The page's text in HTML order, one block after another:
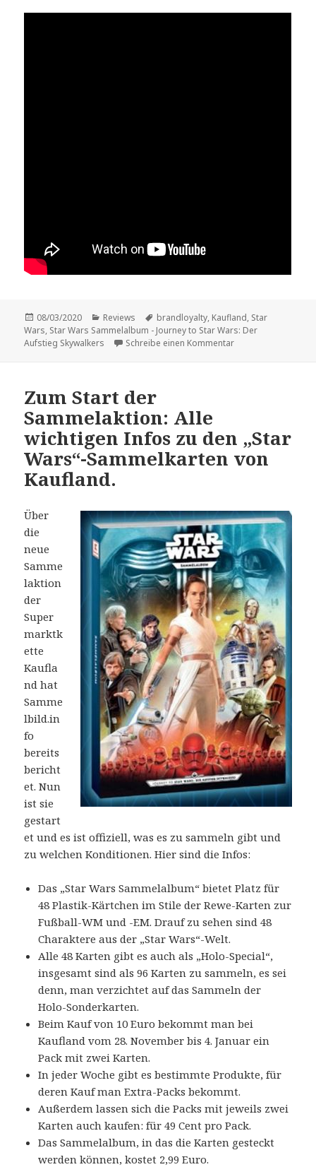
Veröffentlicht
am
08/03/2020 Kategorien
Reviews Schlagwörter
brandloyalty, Kaufland, Star
Wars, Star Wars Sammelalbum - Journey to Star Wars: Der
Aufstieg Skywalkers
Schreibe einen Kommentarzu Vorstellung:
Zum Start der
Sammelaktion: Alle
wichtigen Infos zu den „Star
Wars“-Sammelkarten von
Kaufland.
Über
die
neue
Samme
laktion
der
Super
marktk
ette
Kaufla
nd hat
Samme
lbild.in
fo
bereits
bericht
et. Nun
ist sie
gestart
et und es ist offiziell, was es zu sammeln gibt und
zu welchen Konditionen. Hier sind die Infos:
Das „Star Wars Sammelalbum“ bietet Platz für
48 Plastik-Kärtchen im Stile der Rewe-Karten zur
Fußball-WM und -EM. Drauf zu sehen sind 48
Charaktere aus der „Star Wars“-Welt.
Alle 48 Karten gibt es auch als „Holo-Special“,
insgesamt sind als 96 Karten zu sammeln, es sei
denn, man verzichtet auf das Sammeln der
Holo-Sonderkarten.
Beim Kauf von 10 Euro bekommt man bei
Kaufland vom 28. November bis 4. Januar ein
Pack mit zwei Karten.
In jeder Woche gibt es bestimmte Produkte, für
deren Kauf man Extra-Packs bekommt.
Außerdem lassen sich die Packs mit jeweils zwei
Karten auch kaufen: für 49 Cent pro Pack.
Das Sammelalbum, in das die Karten gesteckt
werden können, kostet 2,99 Euro.